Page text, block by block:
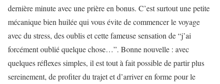
dernière minute avec une prière en bonus. C’est surtout une petite
mécanique bien huilée qui vous évite de commencer le voyage
avec du stress, des oublis et cette fameuse sensation de “j’ai
forcément oublié quelque chose…”. Bonne nouvelle : avec
quelques réflexes simples, il est tout à fait possible de partir plus
sereinement, de profiter du trajet et d’arriver en forme pour le